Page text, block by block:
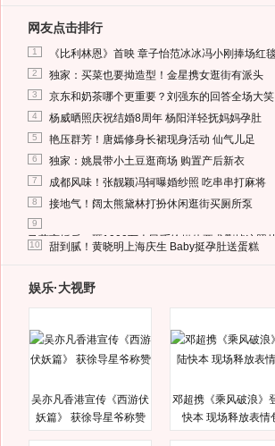
网友点击排行
1 《比利林恩》首映 章子怡范冰冰冯小刚捧场红
2 独家：买菜也要拗造型！金星携女逛街有派头
3 京东和奶茶哪个更重要？刘强东的回答全场大笑
4 杨威晒照庆祝结婚8周年 杨阳洋轻抚妈妈孕肚
5 艳压群芳！唐嫣修身长裙现身活动 仙气儿足
6 独家：姚晨带小土豆逛商场 购置产后新衣
7 成都风味！张靓颖冯轲曝婚纱照 吃串串打麻将
8 接地气！阔太熊黛林打扮休闲逛街买厕所泵
9
马蓉离婚后，砸1000万人民币给媒体要求删掉这照片
10 甜到腻！黄晓明上海庆生 Baby挺孕肚送蛋糕
娱乐·大视野
吴亦凡香港宣传《西游伏
妖篇》 获徐导星爷称赞
邓超携《乘风破浪》
快本 现场释放表情